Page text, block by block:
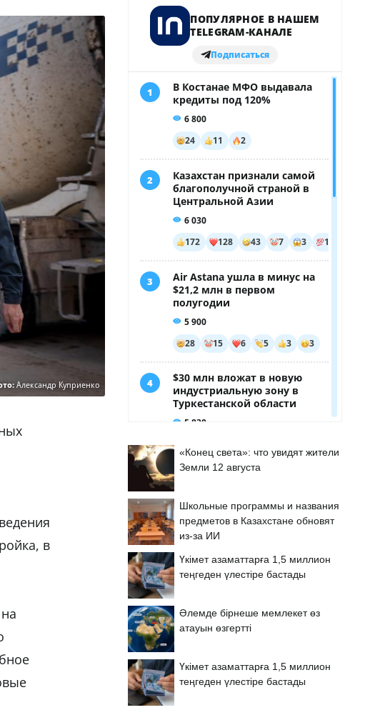
Александр Куприенко
в
«Конец света»: что увидят жители
Земли 12 августа
Школьные программы и названия
предметов в Казахстане обновят
из-за ИИ
Үкімет азаматтарға 1,5 миллион
теңгеден үлестіре бастады
Әлемде бірнеше мемлекет өз
атауын өзгертті
Үкімет азаматтарға 1,5 миллион
теңгеден үлестіре бастады